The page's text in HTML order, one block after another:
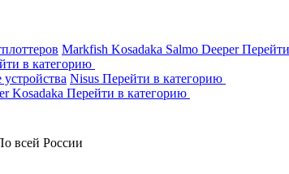
Markfish Kosadaka Salmo Deeper
в категорию
Nisus Перейти в категорию
Kosadaka Перейти в категорию
всей России